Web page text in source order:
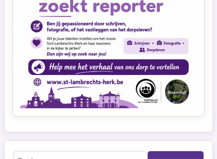
Zoeken